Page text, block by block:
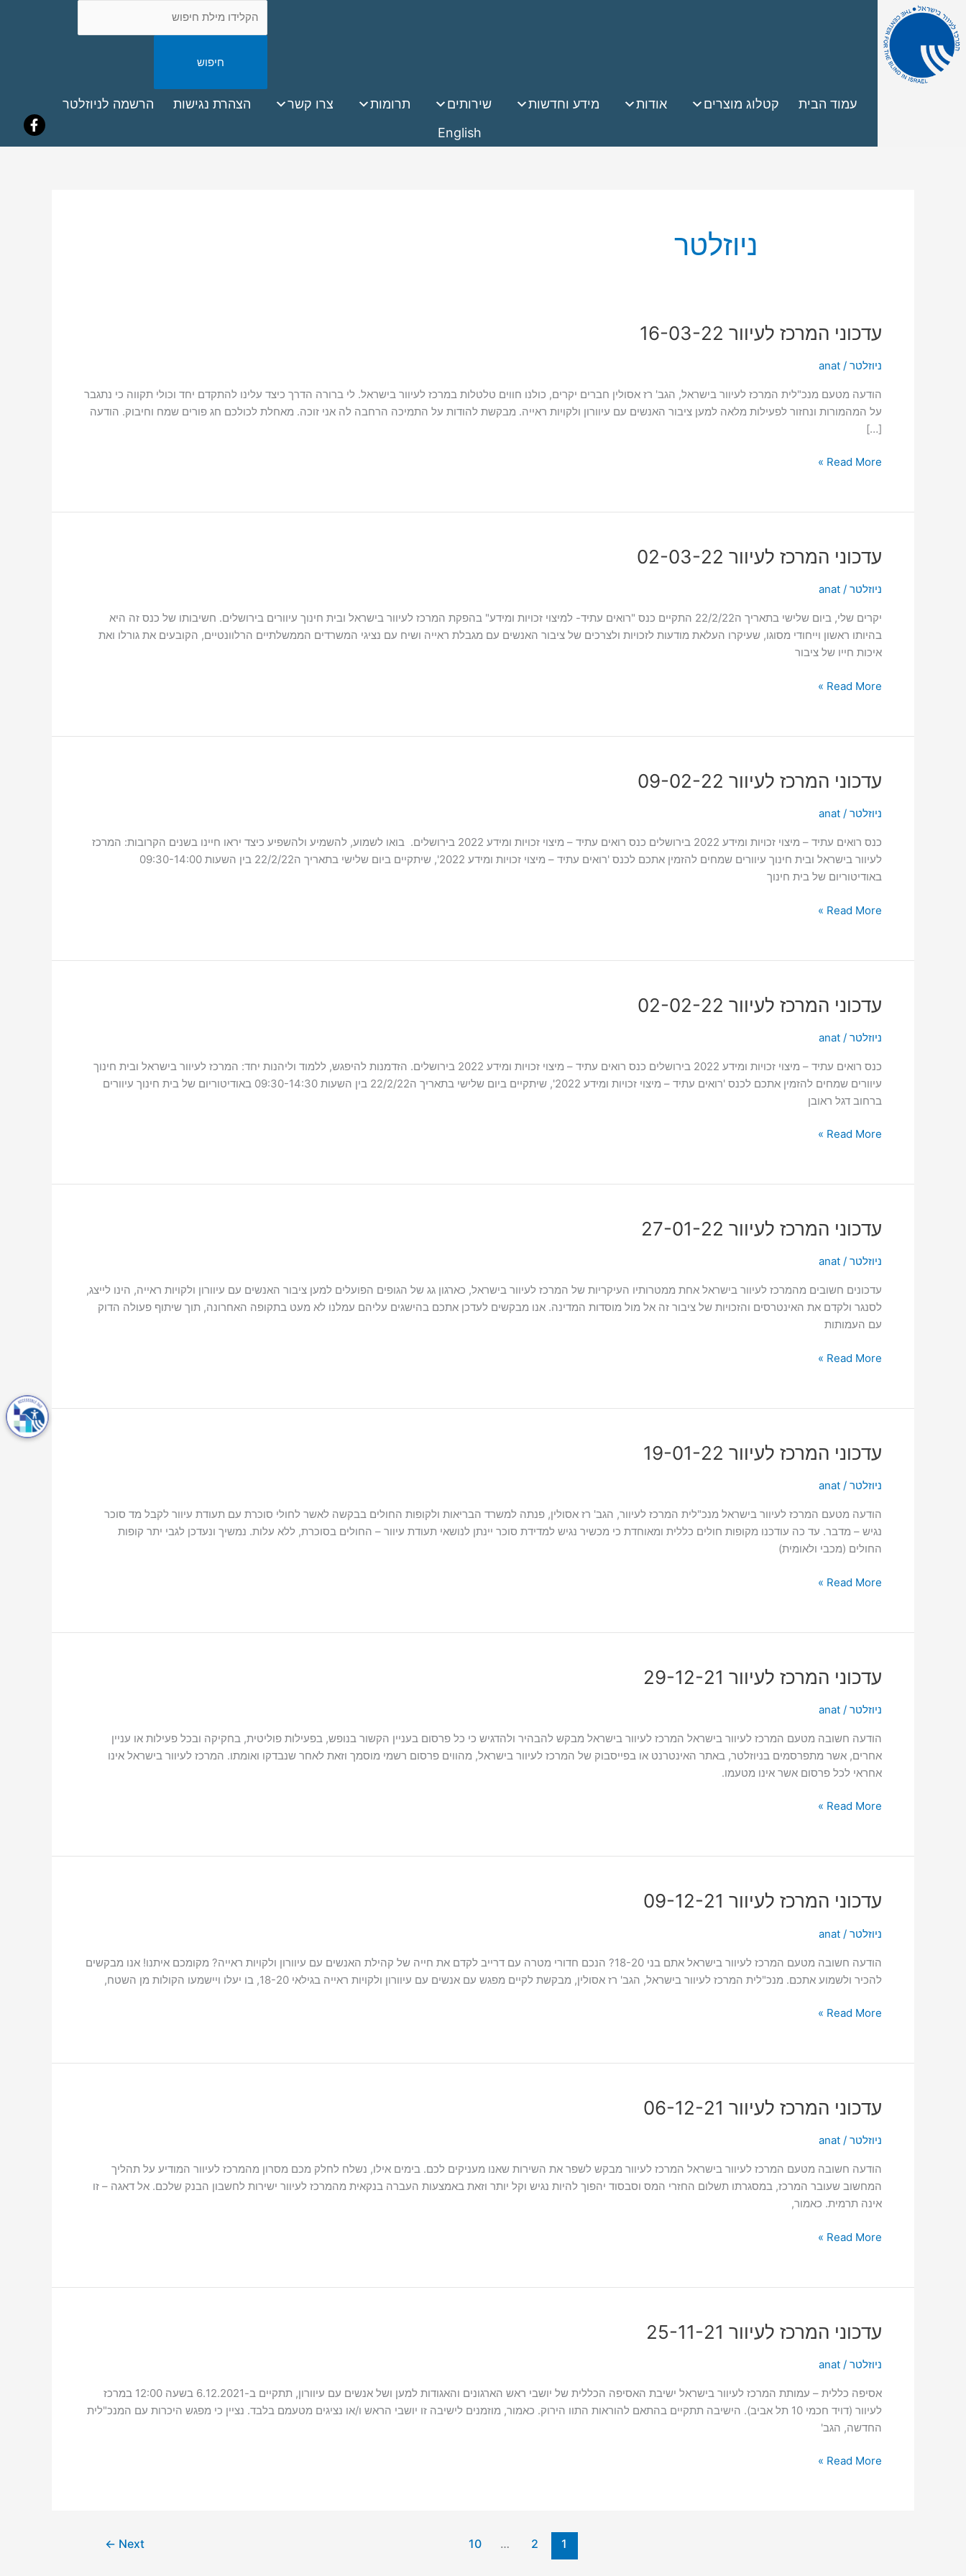
באתר
עמוד הבית קטלוג מוצרים אודות מידע וחדשות שירותים תרומות צרו קשר הצהרת נגישות
הרשמה לניוזלטר
English
ניוזלטר
עדכוני המרכז לעיוור 16-03-22
ניוזלטר /
anat
הודעה מטעם מנכ"לית המרכז לעיוור בישראל, הגב' רז אסולין ‌‌חברים יקרים, כולנו חווים טלטלות במרכז לעיוור בישראל. לי ברורה הדרך כיצד עלינו להתקדם יחד וכולי תקווה כי נתגבר
על המהמורות ונחזור לפעילות מלאה למען ציבור האנשים עם עיוורון ולקויות ראייה. מבקשת להודות על התמיכה הרחבה לה אני זוכה. מאחלת לכולכם חג פורים שמח וחיבוק. הודעה
[…]
עדכוני
לעיוור
03-
22
Read More »
עדכוני המרכז לעיוור 02-03-22
ניוזלטר /
anat
יקרים שלי, ביום שלישי בתאריך ה22/2/22 התקיים כנס "רואים עתיד- למיצוי זכויות ומידע" בהפקת המרכז לעיוור בישראל ובית חינוך עיוורים בירושלים. חשיבותו של כנס זה היא
בהיותו ראשון וייחודי מסוגו, שעיקרו העלאת מודעות לזכויות ולצרכים של ציבור האנשים עם מגבלת ראייה ושיח עם נציגי המשרדים הממשלתיים הרלוונטיים, הקובעים את גורלו ואת
איכות חייו של ציבור
עדכוני
לעיוור
03-
22
Read More »
עדכוני המרכז לעיוור 09-02-22
ניוזלטר /
anat
כנס רואים עתיד – מיצוי זכויות ומידע 2022 בירושלים כנס רואים עתיד – מיצוי זכויות ומידע 2022 בירושלים. בואו לשמוע, להשמיע ולהשפיע כיצד יראו חיינו בשנים הקרובות: המרכז
לעיוור בישראל ובית חינוך עיוורים שמחים להזמין אתכם לכנס 'רואים עתיד – מיצוי זכויות ומידע 2022', שיתקיים ביום שלישי בתאריך ה22/2/22 בין השעות 09:30-14:00
באודיטוריום של בית חינוך
עדכוני
לעיוור
02-
22
Read More »
עדכוני המרכז לעיוור 02-02-22
ניוזלטר /
anat
כנס רואים עתיד – מיצוי זכויות ומידע 2022 בירושלים כנס רואים עתיד – מיצוי זכויות ומידע 2022 בירושלים. הזדמנות להיפגש, ללמוד וליהנות יחד: המרכז לעיוור בישראל ובית חינוך
עיוורים שמחים להזמין אתכם לכנס 'רואים עתיד – מיצוי זכויות ומידע 2022', שיתקיים ביום שלישי בתאריך ה22/2/22 בין השעות 09:30-14:30 באודיטוריום של בית חינוך עיוורים
ברחוב דגל ראובן
עדכוני
לעיוור
02-
22
Read More »
עדכוני המרכז לעיוור 27-01-22
ניוזלטר /
anat
עדכונים חשובים מהמרכז לעיוור בישראל אחת ממטרותיו העיקריות של המרכז לעיוור בישראל, כארגון גג של הגופים הפועלים למען ציבור האנשים עם עיוורון ולקויות ראייה, הינו לייצג,
לסנגר ולקדם את האינטרסים והזכויות של ציבור זה אל מול מוסדות המדינה. אנו מבקשים לעדכן אתכם בהישגים עליהם עמלנו לא מעט בתקופה האחרונה, תוך שיתוף פעולה הדוק
עם העמותות
עדכוני
לעיוור
01-
22
Read More »
עדכוני המרכז לעיוור 19-01-22
ניוזלטר /
anat
הודעה מטעם המרכז לעיוור בישראל מנכ"לית המרכז לעיוור, הגב' רז אסולין, פנתה למשרד הבריאות ולקופות החולים בבקשה לאשר לחולי סוכרת עם תעודת עיוור לקבל מד סוכר
נגיש – מדבר. עד כה עודכנו מקופות חולים כללית ומאוחדת כי מכשיר נגיש למדידת סוכר יינתן לנושאי תעודת עיוור – החולים בסוכרת, ללא עלות. נמשיך ונעדכן לגבי יתר קופות
החולים (מכבי ולאומית)
עדכוני
לעיוור
01-
22
Read More »
עדכוני המרכז לעיוור 29-12-21
ניוזלטר /
anat
הודעה חשובה מטעם המרכז לעיוור בישראל המרכז לעיוור בישראל מבקש להבהיר ולהדגיש כי כל פרסום בעניין הקשור בנופש, בפעילות פוליטית, בחקיקה ובכל פעילות או עניין
אחרים, אשר מתפרסמים בניוזלטר, באתר האינטרנט או בפייסבוק של המרכז לעיוור בישראל, מהווים פרסום רשמי מוסמך וזאת לאחר שנבדקו ואומתו. המרכז לעיוור בישראל אינו
אחראי לכל פרסום אשר אינו מטעמו.
עדכוני
לעיוור
12-
21
Read More »
עדכוני המרכז לעיוור 09-12-21
ניוזלטר /
anat
הודעה חשובה מטעם המרכז לעיוור בישראל אתם בני 18-20? הנכם חדורי מטרה עם דרייב לקדם את חייה של קהילת האנשים עם עיוורון ולקויות ראייה? מקומכם איתנו! אנו מבקשים
להכיר ולשמוע אתכם. מנכ"לית המרכז לעיוור בישראל, הגב' רז אסולין, מבקשת לקיים מפגש עם אנשים עם עיוורון ולקויות ראייה בגילאי 18-20, בו יעלו ויישמעו הקולות מן השטח,
עדכוני
לעיוור
12-
21
Read More »
עדכוני המרכז לעיוור 06-12-21
ניוזלטר /
anat
הודעה חשובה מטעם המרכז לעיוור בישראל המרכז לעיוור מבקש לשפר את השירות שאנו מעניקים לכם. בימים אילו, נשלח לחלק מכם מסרון מהמרכז לעיוור המודיע על תהליך
המחשוב שעובר המרכז, במסגרתו תשלום החזרי המס וסבסוד יהפוך להיות נגיש וקל יותר וזאת באמצעות העברה בנקאית מהמרכז לעיוור ישירות לחשבון הבנק שלכם. אל דאגה – זו
אינה תרמית. כאמור,
עדכוני
לעיוור
12-
21
Read More »
עדכוני המרכז לעיוור 25-11-21
ניוזלטר /
anat
אסיפה כללית – עמותת המרכז לעיוור בישראל ישיבת האסיפה הכללית של יושבי ראש הארגונים והאגודות למען ושל אנשים עם עיוורון, תתקיים ב-6.12.2021 בשעה 12:00 במרכז
לעיוור (דויד חכמי 10 תל אביב). הישיבה תתקיים בהתאם להוראות התוו הירוק. כאמור, מוזמנים לישיבה זו יושבי הראש ו/או נציגים מטעמם בלבד. נציין כי מפגש היכרות עם המנכ"לית
החדשה, הגב'
עדכוני
לעיוור
11-
21
Read More »
1
2
…
10
Next
←